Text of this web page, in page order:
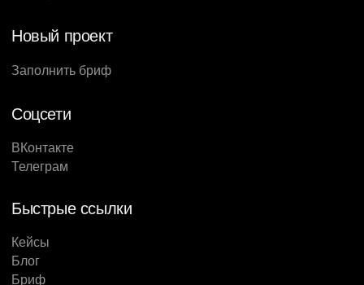
Новый проект
Заполнить бриф
Соцсети
ВКонтакте
Телеграм
Быстрые ссылки
Кейсы
Блог
Бриф